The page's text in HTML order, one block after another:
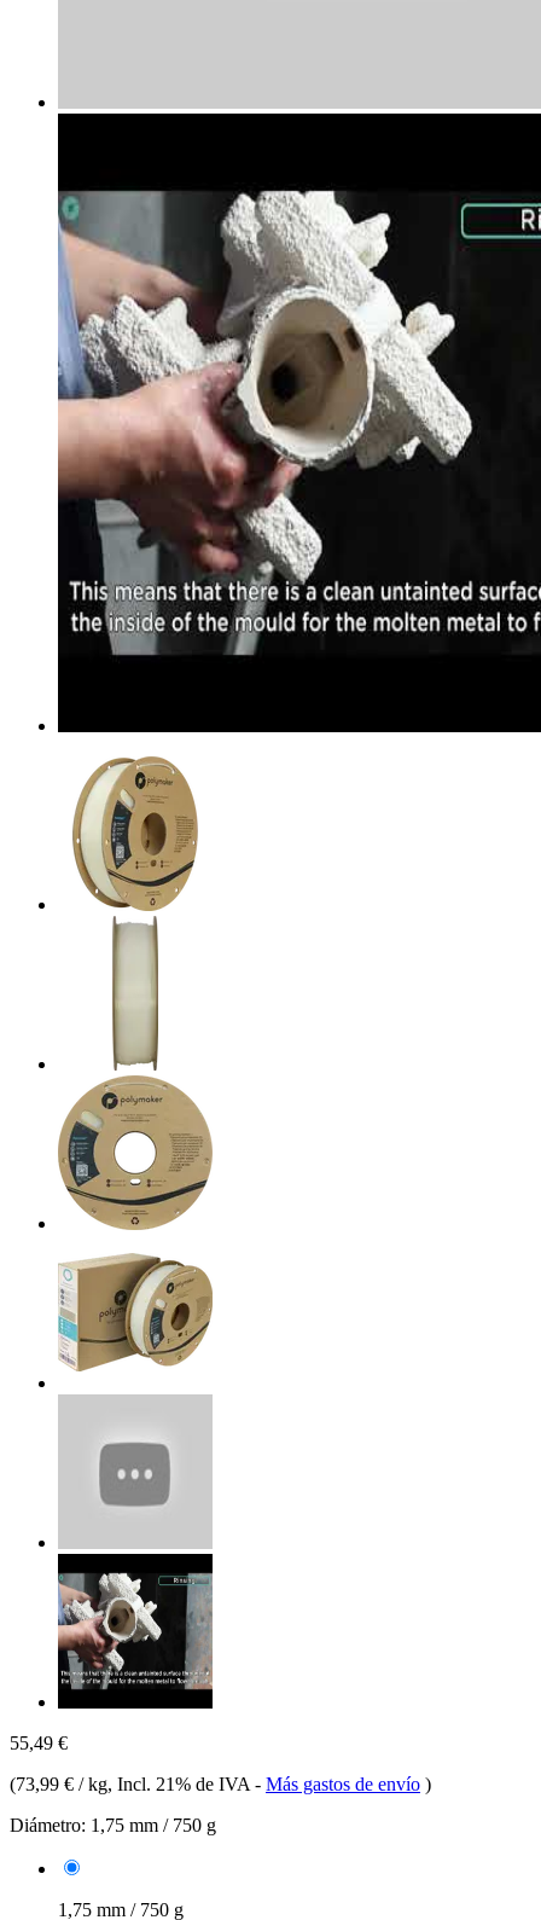
55,49 €
(73,99 € / kg, Incl. 21% de IVA - Más gastos de envío )
Diámetro: 1,75 mm / 750 g
1,75 mm / 750 g